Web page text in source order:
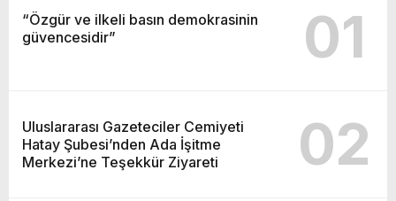
“Özgür ve ilkeli basın demokrasinin
güvencesidir”
01
Uluslararası Gazeteciler Cemiyeti
Hatay Şubesi’nden Ada İşitme
Merkezi’ne Teşekkür Ziyareti
02